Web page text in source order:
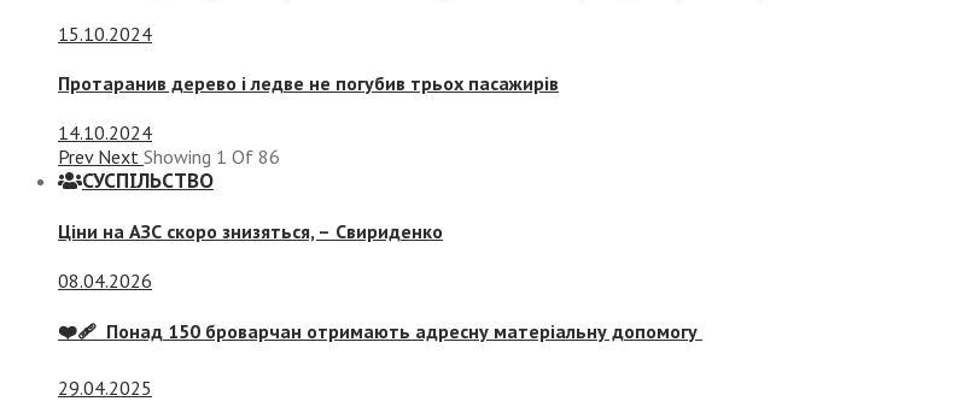
15.10.2024
Протаранив дерево і ледве не погубив трьох пасажирів
14.10.2024
Prev Next Showing 1 Of 86
СУСПIЛЬСТВО
Ціни на АЗС скоро знизяться, – Свириденко
08.04.2026
❤️‍🩹 Понад 150 броварчан отримають адресну матеріальну допомогу
29.04.2025